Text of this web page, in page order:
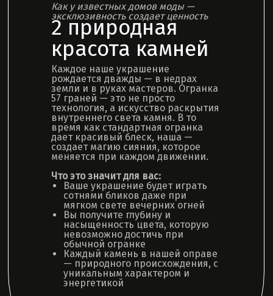
Как у известных домов моды —
эксклюзивность создает ценность
Каждое наше украшение
рождается дважды — в недрах
земли и в руках мастеров. Огранка
57 граней — это не просто
технология, а искусство раскрытия
внутреннего света камня. В то
время как стандартная огранка
дает красивый блеск, наша —
создает магию сияния, которое
меняется при каждом движении.
Что это значит для вас:
Ваше украшение будет играть
сотнями бликов даже при
мягком свете вечерних огней
Вы получите глубину и
насыщенность цвета, которую
невозможно достичь при
обычной огранке
Каждый камень в нашей оправе
— природного происхождения, с
уникальным характером и
энергетикой
2 природная
красота камней